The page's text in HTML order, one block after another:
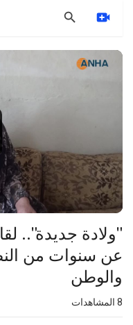
Video
Player
"ولادة جديدة"..
عن سنوات من
والوطن
المشاهدات